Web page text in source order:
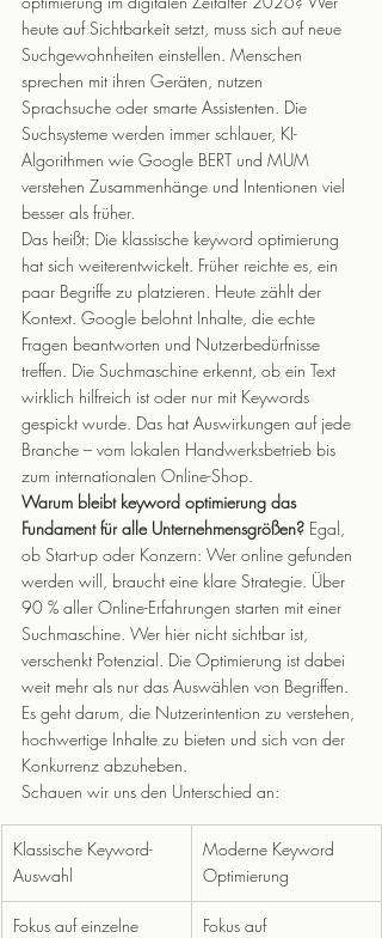
heute auf Sichtbarkeit setzt, muss sich auf neue
Suchgewohnheiten einstellen. Menschen
sprechen mit ihren Geräten, nutzen
Sprachsuche oder smarte Assistenten. Die
Suchsysteme werden immer schlauer, KI-
Algorithmen wie Google BERT und MUM
verstehen Zusammenhänge und Intentionen viel
besser als früher.
Das heißt: Die klassische keyword optimierung
hat sich weiterentwickelt. Früher reichte es, ein
paar Begriffe zu platzieren. Heute zählt der
Kontext. Google belohnt Inhalte, die echte
Fragen beantworten und Nutzerbedürfnisse
treffen. Die Suchmaschine erkennt, ob ein Text
wirklich hilfreich ist oder nur mit Keywords
gespickt wurde. Das hat Auswirkungen auf jede
Branche – vom lokalen Handwerksbetrieb bis
zum internationalen Online-Shop.
Warum bleibt keyword optimierung das
Fundament für alle Unternehmensgrößen? Egal,
ob Start-up oder Konzern: Wer online gefunden
werden will, braucht eine klare Strategie. Über
90 % aller Online-Erfahrungen starten mit einer
Suchmaschine. Wer hier nicht sichtbar ist,
verschenkt Potenzial. Die Optimierung ist dabei
weit mehr als nur das Auswählen von Begriffen.
Es geht darum, die Nutzerintention zu verstehen,
hochwertige Inhalte zu bieten und sich von der
Konkurrenz abzuheben.
Schauen wir uns den Unterschied an:
Klassische Keyword-
Auswahl
Moderne Keyword
Optimierung
Fokus auf einzelne
Fokus auf